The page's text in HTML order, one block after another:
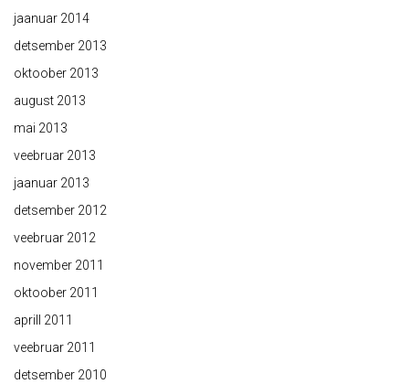
jaanuar 2014
detsember 2013
oktoober 2013
august 2013
mai 2013
veebruar 2013
jaanuar 2013
detsember 2012
veebruar 2012
november 2011
oktoober 2011
aprill 2011
veebruar 2011
detsember 2010